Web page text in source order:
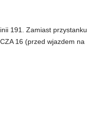
191. Zamiast przystanku
16 (przed wjazdem na